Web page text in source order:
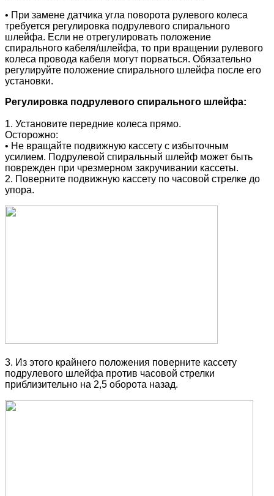
• При замене датчика угла поворота рулевого колеса
требуется регулировка подрулевого спирального
шлейфа. Если не отрегулировать положение
спирального кабеля/шлейфа, то при вращении рулевого
колеса провода кабеля могут порваться. Обязательно
регулируйте положение спирального шлейфа после его
установки.
Регулировка подрулевого спирального шлейфа:
1. Установите передние колеса прямо.
Осторожно:
• Не вращайте подвижную кассету с избыточным
усилием. Подрулевой спиральный шлейф может быть
поврежден при чрезмерном закручивании кассеты.
2. Поверните подвижную кассету по часовой стрелке до
упора.
3. Из этого крайнего положения поверните кассету
подрулевого шлейфа против часовой стрелки
приблизительно на 2,5 оборота назад.